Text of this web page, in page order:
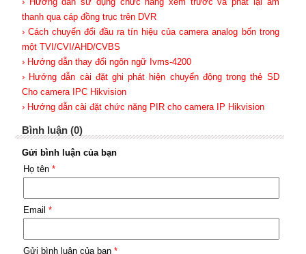
thanh qua cáp đồng trục trên DVR
› Cách chuyển đổi đầu ra tín hiệu của camera analog bốn trong
một TVI/CVI/AHD/CVBS
› Hướng dẫn thay đổi ngôn ngữ Ivms-4200
› Hướng dẫn cài đặt ghi phát hiện chuyển động trong thẻ SD
Cho camera IPC Hikvision
› Hướng dẫn cài đặt chức năng PIR cho camera IP Hikvision
Bình luận (0)
Gửi bình luận của bạn
Họ tên *
Email *
Gửi bình luận của bạn *